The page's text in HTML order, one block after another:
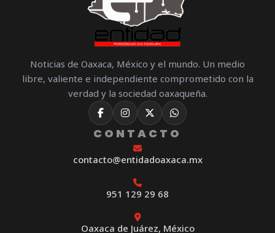
Noticias de Oaxaca, México y el mundo. Un medio
libre, valiente e independiente comprometido con la
verdad y la sociedad oaxaqueña.
CONTACTO
contacto@entidadoaxaca.mx
951 129 29 68
Oaxaca de Juárez, México